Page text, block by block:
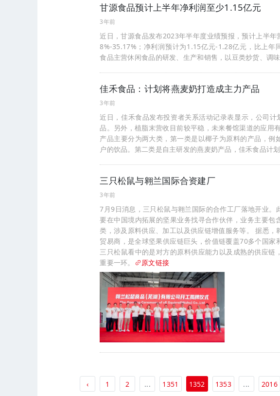
甘源食品预计上半年净利润至少1.15亿元
3年前
近日，甘源食品发布2023年半年度业绩预报，预计上半
8%-35.17%；净利润预计为1.15亿元-1.28亿元，比上
食品主营休闲食品的研发、生产和销售，以豆类炒货、调
佳禾食品：计划将燕麦奶打造成主力产品
3年前
近日，佳禾食品发布投资者关系活动记录表显示，公司
品。另外，植脂末营收目前较平稳，未来餐馆渠道的应用
产品主要分为两大类，第一类是以椰子为原料的产品，例
户的饮品。第二类是自主研发的燕麦奶产品，佳禾食品计
三只松鼠与翱兰国际合资建厂
3年前
7月9日消息，三只松鼠与翱兰国际的合作工厂落地开业
要在中国境内拓展的坚果业务找寻合作伙伴，业务主要包
类，涉及原料供应、加工以及供应链增值服务等。 据悉
贸易商，是全球坚果供应链巨头，价值链覆盖70多个国家
三只松鼠看中的是对方的原料供应能力以及成熟的供应链
重要一环。
原文链接
‹ 1 2 ... 1351 1352 1353 ... 2016